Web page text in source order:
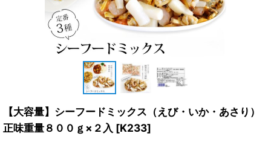
【大容量】シーフードミックス（えび・いか・あさり）
正味重量８００ｇ×２入 [K233]